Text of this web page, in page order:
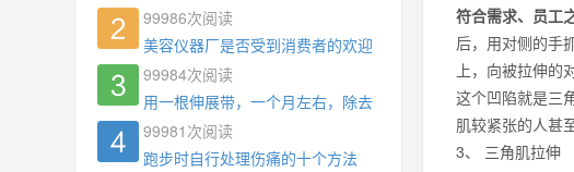
符合需求、员工
后，用对侧的手
上，向被拉伸
这个凹陷就是三
肌较紧张的人甚
3、 三角肌拉伸
99986次阅读
美容仪器厂是否受到消费者的欢迎
99984次阅读
用一根伸展带，一个月左右，除去了手臂拜拜肉，背也变薄了
99981 次阅读
跑步时自行处理伤痛的十个方法